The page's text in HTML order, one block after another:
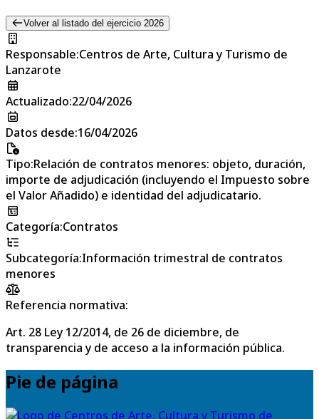
Volver al listado del ejercicio 2026
Responsable:Centros de Arte, Cultura y Turismo de
Lanzarote
Actualizado:22/04/2026
Datos desde:16/04/2026
Tipo:Relación de contratos menores: objeto, duración,
importe de adjudicación (incluyendo el Impuesto sobre
el Valor Añadido) e identidad del adjudicatario.
Categoría:Contratos
Subcategoría:Información trimestral de contratos
menores
Referencia normativa:
Art. 28 Ley 12/2014, de 26 de diciembre, de
transparencia y de acceso a la información pública.
Pie de página